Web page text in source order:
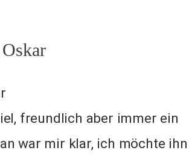
freundlich aber immer ein
war mir klar, ich möchte ihn